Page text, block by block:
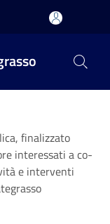
finalizzato
interessati a co-
e interventi